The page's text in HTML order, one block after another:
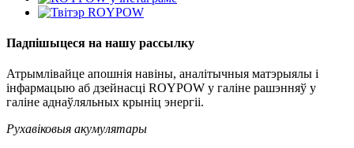
Падпішыцеся на нашу рассылку
Атрымлівайце апошнія навіны, аналітычныя матэрыялы і
інфармацыю аб дзейнасці ROYPOW у галіне рашэнняў у
галіне аднаўляльных крыніц энергіі.
Рухавіковыя акумулятары